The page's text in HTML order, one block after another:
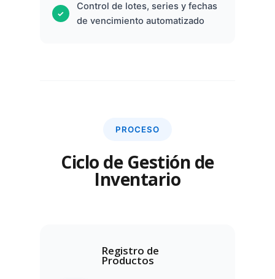
Control de lotes, series y fechas
de vencimiento automatizado
PROCESO
Ciclo de Gestión de
Inventario
Registro de
Productos